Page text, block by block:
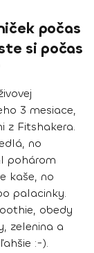
počas
si počas
3 mesiace,
z Fitshakera.
no
pohárom
kaše, no
palacinky.
obedy
zelenina a
:-).